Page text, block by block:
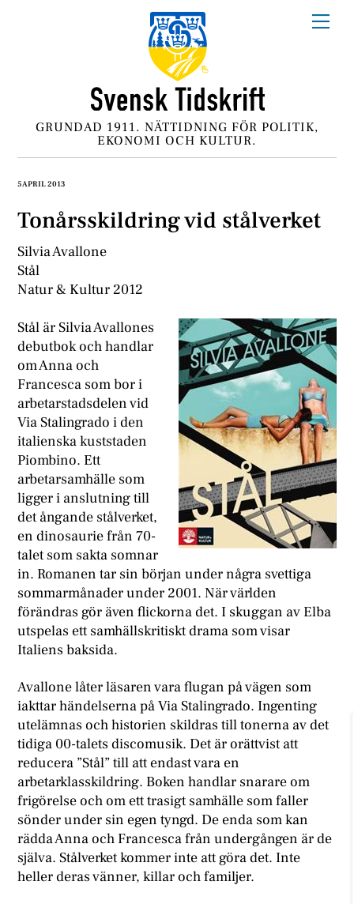
GRUNDAD 1911. NÄTTIDNING FÖR POLITIK,
EKONOMI OCH KULTUR.
5 APRIL 2013
Tonårsskildring vid stålverket
Silvia Avallone
Stål
Natur & Kultur 2012
Stål är Silvia Avallones
debutbok och handlar
om Anna och
Francesca som bor i
arbetarstadsdelen vid
Via Stalingrado i den
italienska kuststaden
Piombino. Ett
arbetarsamhälle som
ligger i anslutning till
det ångande stålverket,
en dinosaurie från 70-
talet som sakta somnar
in. Romanen tar sin början under några svettiga
sommarmånader under 2001. När världen
förändras gör även flickorna det. I skuggan av Elba
utspelas ett samhällskritiskt drama som visar
Italiens baksida.
Avallone låter läsaren vara flugan på vägen som
iakttar händelserna på Via Stalingrado. Ingenting
utelämnas och historien skildras till tonerna av det
tidiga 00-talets discomusik. Det är orättvist att
reducera ”Stål” till att endast vara en
arbetarklasskildring. Boken handlar snarare om
frigörelse och om ett trasigt samhälle som faller
sönder under sin egen tyngd. De enda som kan
rädda Anna och Francesca från undergången är de
själva. Stålverket kommer inte att göra det. Inte
heller deras vänner, killar och familjer.